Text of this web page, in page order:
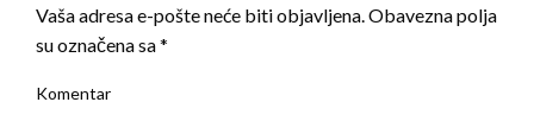
Vaša adresa e-pošte neće biti objavljena.Obavezna polja
su označena sa*
Komentar